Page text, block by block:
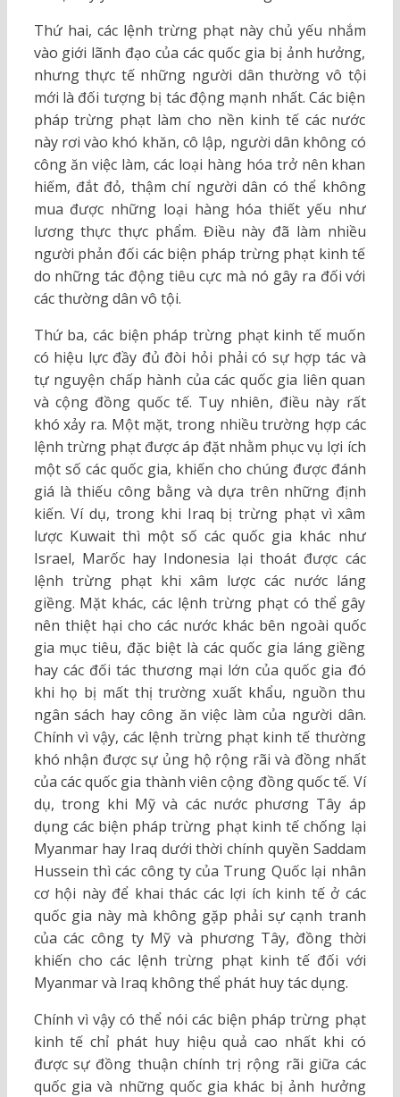
Thứ hai, các lệnh trừng phạt này chủ yếu nhắm
vào giới lãnh đạo của các quốc gia bị ảnh hưởng,
nhưng thực tế những người dân thường vô tội
mới là đối tượng bị tác động mạnh nhất. Các biện
pháp trừng phạt làm cho nền kinh tế các nước
này rơi vào khó khăn, cô lập, người dân không có
công ăn việc làm, các loại hàng hóa trở nên khan
hiếm, đắt đỏ, thậm chí người dân có thể không
mua được những loại hàng hóa thiết yếu như
lương thực thực phẩm. Điều này đã làm nhiều
người phản đối các biện pháp trừng phạt kinh tế
do những tác động tiêu cực mà nó gây ra đối với
các thường dân vô tội.
Thứ ba, các biện pháp trừng phạt kinh tế muốn
có hiệu lực đầy đủ đòi hỏi phải có sự hợp tác và
tự nguyện chấp hành của các quốc gia liên quan
và cộng đồng quốc tế. Tuy nhiên, điều này rất
khó xảy ra. Một mặt, trong nhiều trường hợp các
lệnh trừng phạt được áp đặt nhằm phục vụ lợi ích
một số các quốc gia, khiến cho chúng được đánh
giá là thiếu công bằng và dựa trên những định
kiến. Ví dụ, trong khi Iraq bị trừng phạt vì xâm
lược Kuwait thì một số các quốc gia khác như
Israel, Marốc hay Indonesia lại thoát được các
lệnh trừng phạt khi xâm lược các nước láng
giềng. Mặt khác, các lệnh trừng phạt có thể gây
nên thiệt hại cho các nước khác bên ngoài quốc
gia mục tiêu, đặc biệt là các quốc gia láng giềng
hay các đối tác thương mại lớn của quốc gia đó
khi họ bị mất thị trường xuất khẩu, nguồn thu
ngân sách hay công ăn việc làm của người dân.
Chính vì vậy, các lệnh trừng phạt kinh tế thường
khó nhận được sự ủng hộ rộng rãi và đồng nhất
của các quốc gia thành viên cộng đồng quốc tế. Ví
dụ, trong khi Mỹ và các nước phương Tây áp
dụng các biện pháp trừng phạt kinh tế chống lại
Myanmar hay Iraq dưới thời chính quyền Saddam
Hussein thì các công ty của Trung Quốc lại nhân
cơ hội này để khai thác các lợi ích kinh tế ở các
quốc gia này mà không gặp phải sự cạnh tranh
của các công ty Mỹ và phương Tây, đồng thời
khiến cho các lệnh trừng phạt kinh tế đối với
Myanmar và Iraq không thể phát huy tác dụng.
Chính vì vậy có thể nói các biện pháp trừng phạt
kinh tế chỉ phát huy hiệu quả cao nhất khi có
được sự đồng thuận chính trị rộng rãi giữa các
quốc gia và những quốc gia khác bị ảnh hưởng